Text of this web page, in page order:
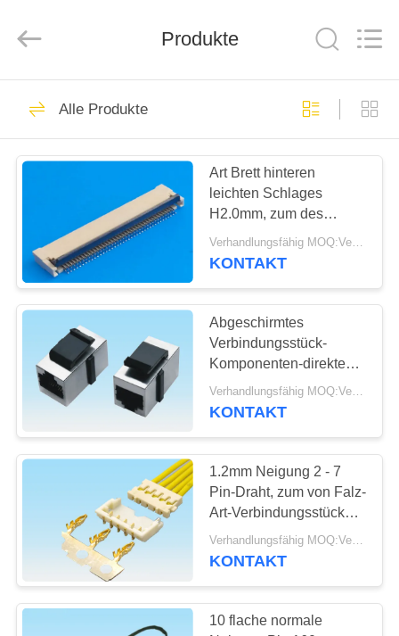
HAUS
PRODUKTE
UNS
FABRIK-
AUSFLUG
QUALITÄTSKONTROLLE
TRETEN
SIE
VERBINDUNG
Rights
Reserved.
fpc
Kabelverbindungsstück
Brett zum
Leiterplatten-
Verbinder
85
usb-Art c-
Verbindungsstück
Produkte
Alle Produkte
Art Brett hinteren
leichten Schlages
H2.0mm, zum des
Verbindungsstücks,
PWB-Draht-
verdrahten
Verhandlungsfähig MOQ:Verhandelbar
KONTAKT
Abgeschirmtes
Verbindungsstück-
Komponenten-direktes
Modul des Bügel-
Verschluss-RJ45 Jack
Verhandlungsfähig MOQ:Verhandelbar
KONTAKT
1.2mm Neigung 2 - 7
Pin-Draht, zum von Falz-
Art-Verbindungsstücken
in GPS-Beleuchtung zu
verschalen
Verhandlungsfähig MOQ:Verhandelbar
KONTAKT
10 flache normale